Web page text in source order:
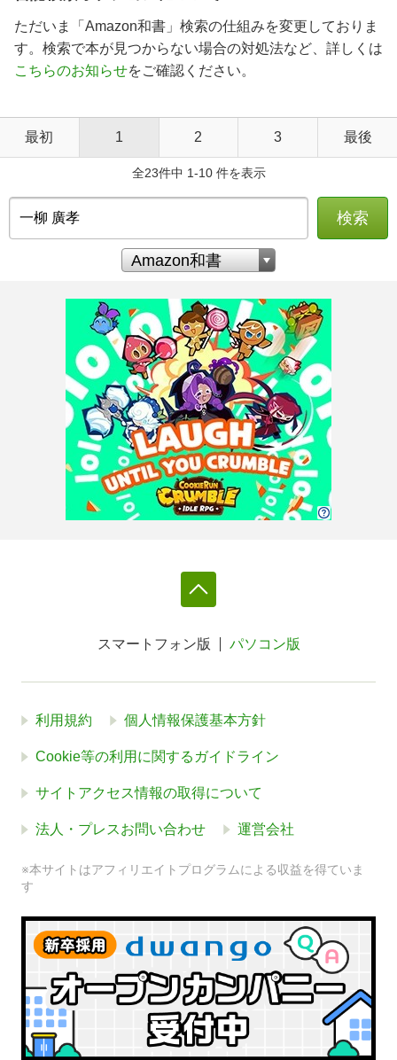
ただいま「Amazon和書」検索の仕組みを変更しておりま
す。検索で本が見つからない場合の対処法など、詳しくは
こちらのお知らせをご確認ください。
最初 1 2 3 最後
全23件中 1-10 件を表示
検索
スマートフォン版 パソコン版
利用規約 個人情報保護基本方針
Cookie等の利用に関するガイドライン
サイトアクセス情報の取得について
法人・プレスお問い合わせ 運営会社
※本サイトはアフィリエイトプログラムによる収益を得ていま
す